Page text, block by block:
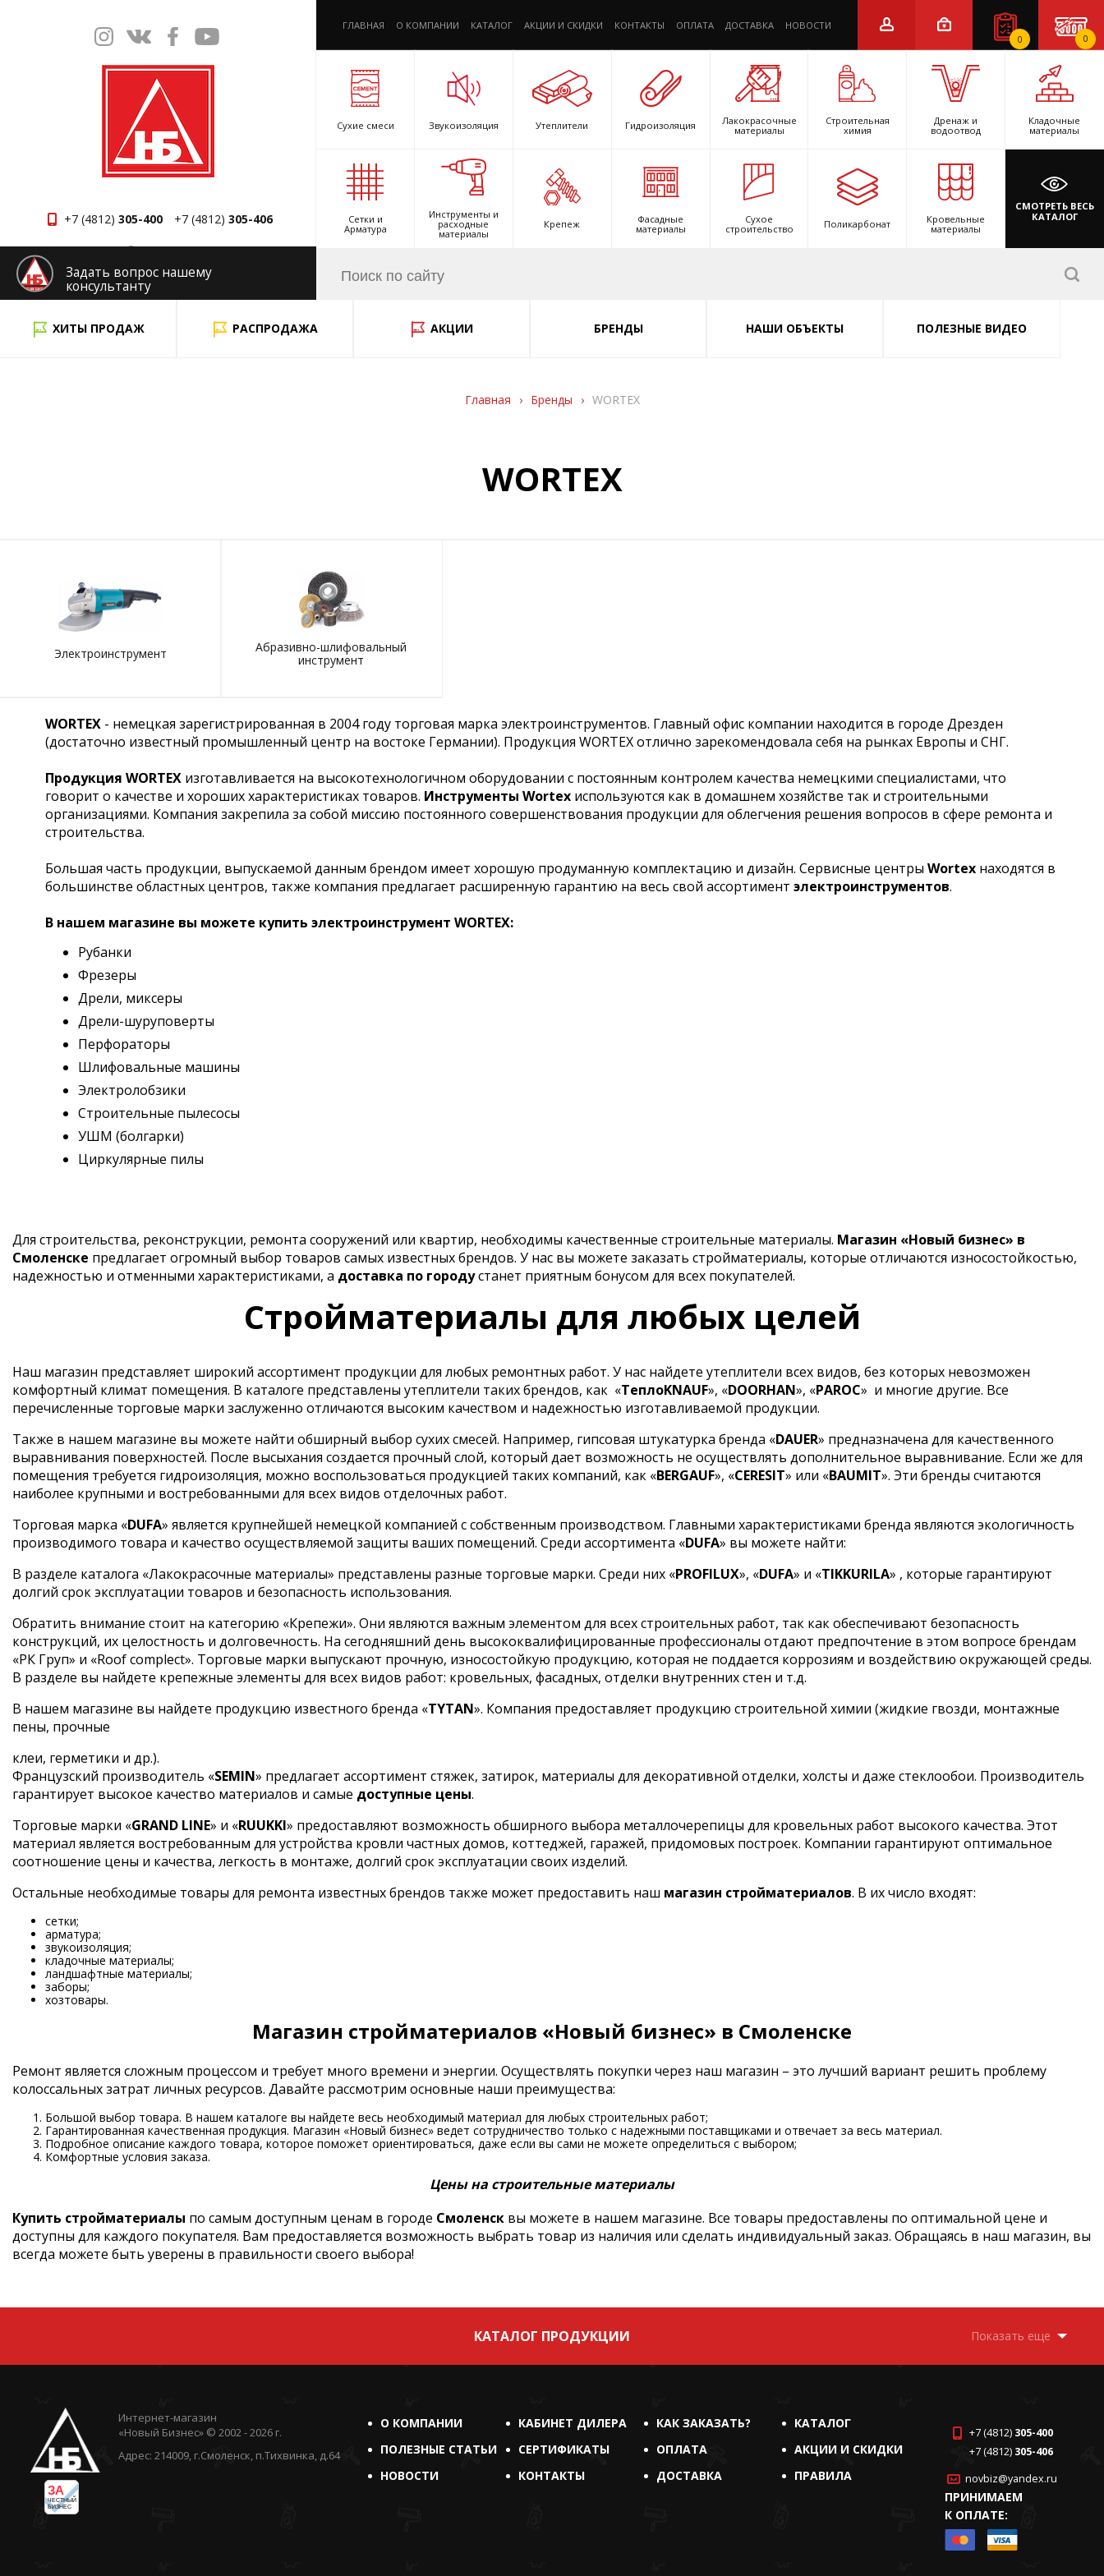
+7 (4812) 305-400 +7 (4812) 305-406
Смоленск
ГЛАВНАЯ О КОМПАНИИ КАТАЛОГ АКЦИИ И СКИДКИ КОНТАКТЫ ОПЛАТА ДОСТАВКА НОВОСТИ
0 0
Сухие смеси Звукоизоляция Утеплители Гидроизоляция
Лакокрасочные
материалы
Строительная
химия
Дренаж и
водоотвод
Кладочные
материалы
Сетки и
Арматура
Инструменты и
расходные
материалы
Крепеж
Фасадные
материалы
Сухое
строительство
Поликарбонат
Кровельные
материалы
СМОТРЕТЬ ВЕСЬ
КАТАЛОГ
Задать вопрос нашему
консультанту
ХИТЫ ПРОДАЖ
РАСПРОДАЖА АКЦИИ БРЕНДЫ НАШИ ОБЪЕКТЫ ПОЛЕЗНЫЕ ВИДЕО
Главная › Бренды › WORTEX
WORTEX
Электроинструмент
Абразивно-шлифовальный
инструмент
WORTEX - немецкая зарегистрированная в 2004 году торговая марка электроинструментов. Главный офис компании находится в городе Дрезден
(достаточно известный промышленный центр на востоке Германии). Продукция WORTEX отлично зарекомендовала себя на рынках Европы и СНГ.
Продукция WORTEX изготавливается на высокотехнологичном оборудовании с постоянным контролем качества немецкими специалистами, что
говорит о качестве и хороших характеристиках товаров. Инструменты Wortex используются как в домашнем хозяйстве так и строительными
организациями. Компания закрепила за собой миссию постоянного совершенствования продукции для облегчения решения вопросов в сфере ремонта и
строительства.
Большая часть продукции, выпускаемой данным брендом имеет хорошую продуманную комплектацию и дизайн. Сервисные центры Wortex находятся в
большинстве областных центров, также компания предлагает расширенную гарантию на весь свой ассортимент электроинструментов.
В нашем магазине вы можете купить электроинструмент WORTEX:
Рубанки
Фрезеры
Дрели, миксеры
Дрели-шуруповерты
Перфораторы
Шлифовальные машины
Электролобзики
Строительные пылесосы
УШМ (болгарки)
Циркулярные пилы
Для строительства, реконструкции, ремонта сооружений или квартир, необходимы качественные строительные материалы. Магазин «Новый бизнес» в
Смоленске предлагает огромный выбор товаров самых известных брендов. У нас вы можете заказать стройматериалы, которые отличаются износостойкостью,
надежностью и отменными характеристиками, а доставка по городустанет приятным бонусом для всех покупателей.
Стройматериалы для любых целей
Наш магазин представляет широкий ассортимент продукции для любых ремонтных работ. У нас найдете утеплители всех видов, без которых невозможен
комфортный климат помещения. В каталоге представлены утеплители таких брендов, как «ТеплоKNAUF», «DOORHAN», «PAROC» и многие другие. Все
перечисленные торговые марки заслуженно отличаются высоким качеством и надежностью изготавливаемой продукции.
Также в нашем магазине вы можете найти обширный выбор сухих смесей. Например, гипсовая штукатурка бренда «DAUER» предназначена для качественного
выравнивания поверхностей. После высыхания создается прочный слой, который дает возможность не осуществлять дополнительное выравнивание. Если же для
помещения требуется гидроизоляция, можно воспользоваться продукцией таких компаний, как «BERGAUF», «CERESIT» или «BAUMIT». Эти бренды считаются
наиболее крупными и востребованными для всех видов отделочных работ.
Торговая марка «DUFA» является крупнейшей немецкой компанией с собственным производством. Главными характеристиками бренда являются экологичность
производимого товара и качество осуществляемой защиты ваших помещений. Среди ассортимента «DUFA» вы можете найти:
В разделе каталога «Лакокрасочные материалы» представлены разные торговые марки. Среди них «PROFILUX», «DUFA» и «TIKKURILA» , которые гарантируют
долгий срок эксплуатации товаров и безопасность использования.
Обратить внимание стоит на категорию «Крепежи». Они являются важным элементом для всех строительных работ, так как обеспечивают безопасность
конструкций, их целостность и долговечность. На сегодняшний день высококвалифицированные профессионалы отдают предпочтение в этом вопросе брендам
«РК Груп» и «Roof complect». Торговые марки выпускают прочную, износостойкую продукцию, которая не поддается коррозиям и воздействию окружающей среды.
В разделе вы найдете крепежные элементы для всех видов работ: кровельных, фасадных, отделки внутренних стен и т.д.
В нашем магазине вы найдете продукцию известного бренда «TYTAN». Компания предоставляет продукцию строительной химии (жидкие гвозди, монтажные
пены, прочные
клеи, герметики и др.).
Французский производитель «SEMIN» предлагает ассортимент стяжек, затирок, материалы для декоративной отделки, холсты и даже стеклообои. Производитель
гарантирует высокое качество материалов и самые доступные цены.
Торговые марки «GRAND LINE» и «RUUKKI» предоставляют возможность обширного выбора металлочерепицы для кровельных работ высокого качества. Этот
материал является востребованным для устройства кровли частных домов, коттеджей, гаражей, придомовых построек. Компании гарантируют оптимальное
соотношение цены и качества, легкость в монтаже, долгий срок эксплуатации своих изделий.
Остальные необходимые товары для ремонта известных брендов также может предоставить наш магазин стройматериалов. В их число входят:
сетки;
арматура;
звукоизоляция;
кладочные материалы;
ландшафтные материалы;
заборы;
хозтовары.
Магазин стройматериалов «Новый бизнес» в Смоленске
Ремонт является сложным процессом и требует много времени и энергии. Осуществлять покупки через наш магазин – это лучший вариант решить проблему
колоссальных затрат личных ресурсов. Давайте рассмотрим основные наши преимущества:
Большой выбор товара. В нашем каталоге вы найдете весь необходимый материал для любых строительных работ;
Гарантированная качественная продукция. Магазин «Новый бизнес» ведет сотрудничество только с надежными поставщиками и отвечает за весь материал.
Подробное описание каждого товара, которое поможет ориентироваться, даже если вы сами не можете определиться с выбором;
Комфортные условия заказа.
Цены на строительные материалы
Купить стройматериалы по самым доступным ценам в городе Смоленск вы можете в нашем магазине. Все товары предоставлены по оптимальной цене и
доступны для каждого покупателя. Вам предоставляется возможность выбрать товар из наличия или сделать индивидуальный заказ. Обращаясь в наш магазин, вы
всегда можете быть уверены в правильности своего выбора!
КАТАЛОГ ПРОДУКЦИИ Показать еще
ЗА
ЧЕСТНЫЙ
БИЗНЕС
Интернет-магазин
«Новый Бизнес» © 2002 - 2026 г.
Адрес: 214009, г.Смоленск, п.Тихвинка, д.64
О КОМПАНИИ
КАБИНЕТ ДИЛЕРА
ПОЛЕЗНЫЕ СТАТЬИ
СЕРТИФИКАТЫ
НОВОСТИ
КОНТАКТЫ
КАК ЗАКАЗАТЬ?
КАТАЛОГ
ОПЛАТА
АКЦИИ И СКИДКИ
ДОСТАВКА
ПРАВИЛА
+7 (4812) 305-400
+7 (4812) 305-406
novbiz@yandex.ru
ПРИНИМАЕМ
К ОПЛАТЕ: